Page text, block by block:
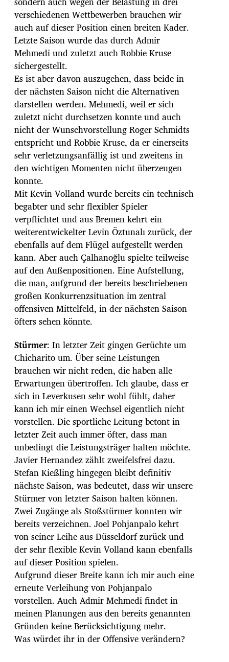
verschiedenen Wettbewerben brauchen wir
auch auf dieser Position einen breiten Kader.
Letzte Saison wurde das durch Admir
Mehmedi und zuletzt auch Robbie Kruse
sichergestellt.
Es ist aber davon auszugehen, dass beide in
der nächsten Saison nicht die Alternativen
darstellen werden. Mehmedi, weil er sich
zuletzt nicht durchsetzen konnte und auch
nicht der Wunschvorstellung Roger Schmidts
entspricht und Robbie Kruse, da er einerseits
sehr verletzungsanfällig ist und zweitens in
den wichtigen Momenten nicht überzeugen
konnte.
Mit Kevin Volland wurde bereits ein technisch
begabter und sehr flexibler Spieler
verpflichtet und aus Bremen kehrt ein
weiterentwickelter Levin Öztunalı zurück, der
ebenfalls auf dem Flügel aufgestellt werden
kann. Aber auch Çalhanoğlu spielte teilweise
auf den Außenpositionen. Eine Aufstellung,
die man, aufgrund der bereits beschriebenen
großen Konkurrenzsituation im zentral
offensiven Mittelfeld, in der nächsten Saison
öfters sehen könnte.
Stürmer: In letzter Zeit gingen Gerüchte um
Chicharito um. Über seine Leistungen
brauchen wir nicht reden, die haben alle
Erwartungen übertroffen. Ich glaube, dass er
sich in Leverkusen sehr wohl fühlt, daher
kann ich mir einen Wechsel eigentlich nicht
vorstellen. Die sportliche Leitung betont in
letzter Zeit auch immer öfter, dass man
unbedingt die Leistungsträger halten möchte.
Javier Hernandez zählt zweifelsfrei dazu.
Stefan Kießling hingegen bleibt definitiv
nächste Saison, was bedeutet, dass wir unsere
Stürmer von letzter Saison halten können.
Zwei Zugänge als Stoßstürmer konnten wir
bereits verzeichnen. Joel Pohjanpalo kehrt
von seiner Leihe aus Düsseldorf zurück und
der sehr flexible Kevin Volland kann ebenfalls
auf dieser Position spielen.
Aufgrund dieser Breite kann ich mir auch eine
erneute Verleihung von Pohjanpalo
vorstellen. Auch Admir Mehmedi findet in
meinen Planungen aus den bereits genannten
Gründen keine Berücksichtigung mehr.
Was würdet ihr in der Offensive verändern?